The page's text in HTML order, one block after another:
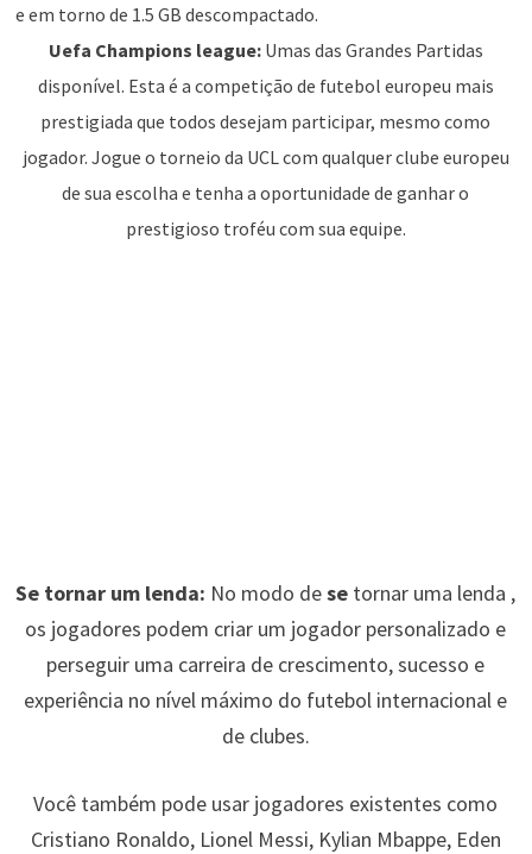
e em torno de 1.5 GB descompactado.
Uefa Champions league:Umas das Grandes Partidas
disponível. Esta é a competição de futebol europeu mais
prestigiada que todos desejam participar, mesmo como
jogador. Jogue o torneio da UCL com qualquer clube europeu
de sua escolha e tenha a oportunidade de ganhar o
prestigioso troféu com sua equipe.
Se tornar um lenda: No modo dese tornar uma lenda ,
os jogadores podem criar um jogador personalizado e
perseguir uma carreira de crescimento, sucesso e
experiência no nível máximo do futebol internacional e
de clubes.
Você também pode usar jogadores existentes como
Cristiano Ronaldo, Lionel Messi, Kylian Mbappe, Eden